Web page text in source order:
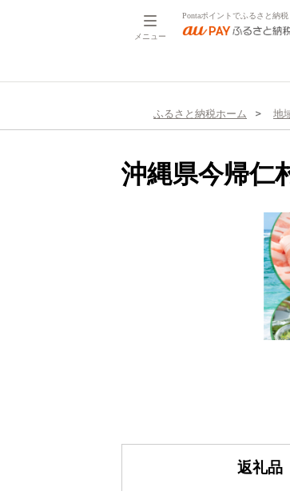
メニュー
Pontaポイントでふるさと納税
ふるさと納税ホーム 地
沖縄県今帰仁
返礼品